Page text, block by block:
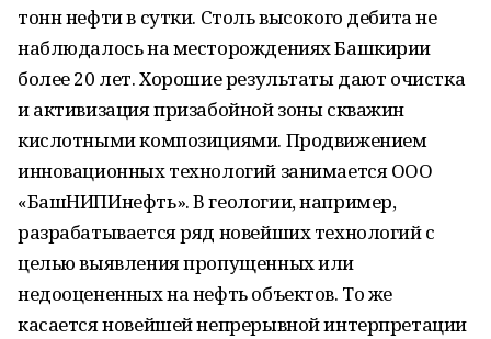
тонн нефти в сутки. Столь высокого дебита не
наблюдалось на месторождениях Башкирии
более 20 лет. Хорошие результаты дают очистка
и активизация призабойной зоны скважин
кислотными композициями. Продвижением
инновационных технологий занимается ООО
«БашНИПИнефть». В геологии, например,
разрабатывается ряд новейших технологий с
целью выявления пропущенных или
недооцененных на нефть объектов. То же
касается новейшей непрерывной интерпретации